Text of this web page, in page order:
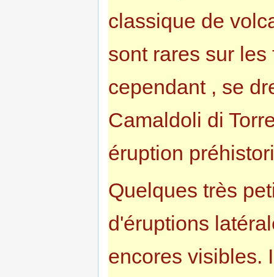
classique de
sont rares sur
cependant , se
Camaldoli di
éruption
Quelques très
d'éruptions
encores visibles.